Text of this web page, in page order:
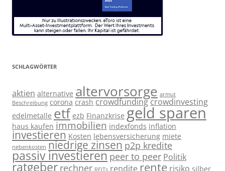
SCHLAGWÖRTER
aktien alternative altervorsorge armut
Beschreibung corona crash crowdfunding crowdinvesting
edelmetalle etf ezb Finanzkrise geld sparen
haus kaufen immobilien indexfonds inflation
investieren Kosten lebensversicherung miete
nebenkosten niedrige zinsen p2p kredite
passiv investieren peer to peer Politik
ratgeber rechner REITs rendite rente risiko silber